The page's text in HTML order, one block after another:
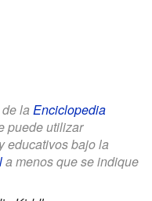
la Enciclopedia
puede utilizar
educativos bajo la
a menos que se indique